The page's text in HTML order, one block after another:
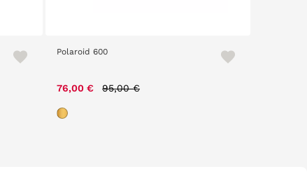
Polaroid 600
76,00 € 95,00 €